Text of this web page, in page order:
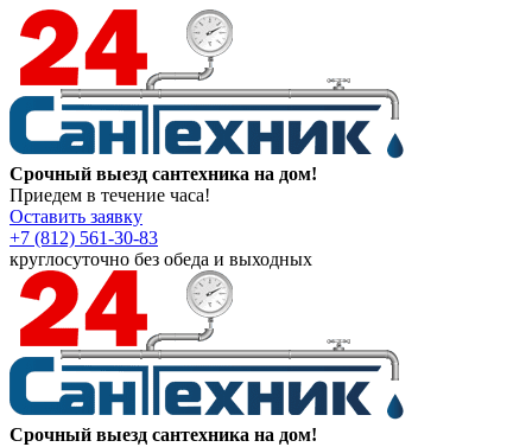
Срочный выезд сантехника на дом!
Приедем в течение часа!
Оставить заявку
+7 (812) 561-30-83
круглосуточно без обеда и выходных
Срочный выезд сантехника на дом!